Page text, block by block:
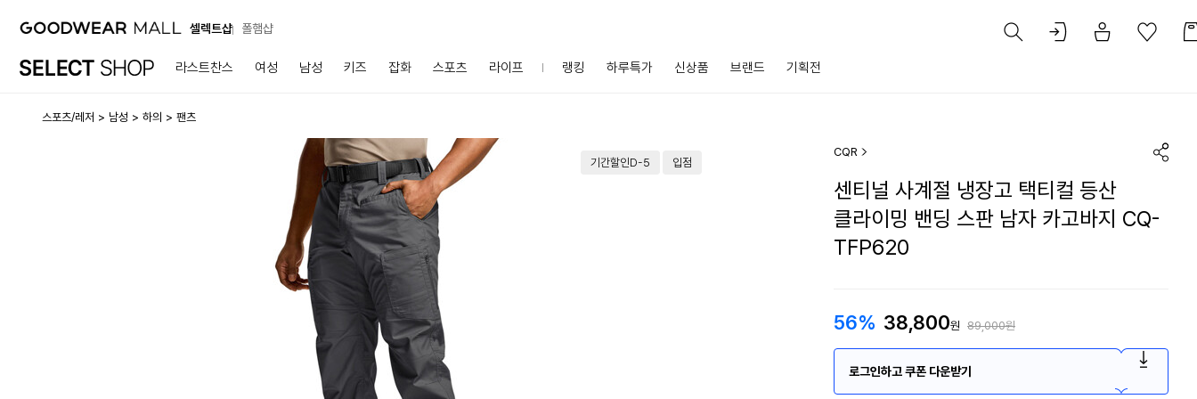
셀렉트샵 폴햄샵
라스트찬스 여성 남성 키즈 잡화 스포츠 라이프 랭킹 하루특가 신상품 브랜드 기획전
스포츠/레저 남성 하의 팬츠
기간할인D-5 입점
CQR
센티널 사계절 냉장고 택티컬 등산
클라이밍 밴딩 스판 남자 카고바지 CQ-
TFP620
56% 38,800원 89,000원
로그인하고 쿠폰 다운받기